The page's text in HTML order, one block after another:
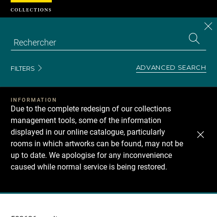
FILTERS ADVANCED SEARCH
INFORMATION
Due to the complete redesign of our collections
management tools, some of the information
displayed in our online catalogue, particularly
rooms in which artworks can be found, may not be
up to date. We apologise for any inconvenience
caused while normal service is being restored.
Recherche
Cookies management panel